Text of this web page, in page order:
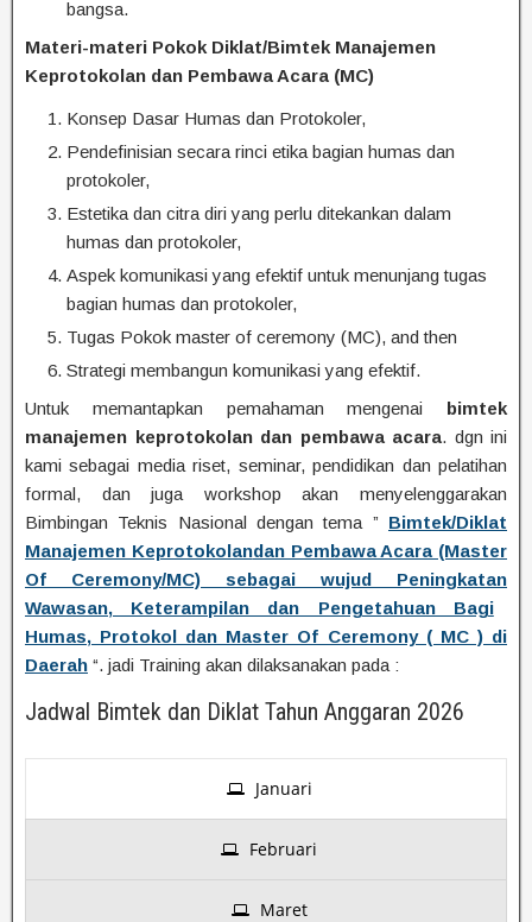
bangsa.
Materi-materi Pokok Diklat/Bimtek Manajemen
Keprotokolan dan Pembawa Acara (MC)
Konsep Dasar Humas dan Protokoler,
Pendefinisian secara rinci etika bagian humas dan
protokoler,
Estetika dan citra diri yang perlu ditekankan dalam
humas dan protokoler,
Aspek komunikasi yang efektif untuk menunjang tugas
bagian humas dan protokoler,
Tugas Pokok master of ceremony (MC), and then
Strategi membangun komunikasi yang efektif.
Untuk memantapkan pemahaman mengenai bimtek
manajemen keprotokolan dan pembawa acara. dgn ini
kami sebagai media riset, seminar, pendidikan dan pelatihan
formal, dan juga workshop akan menyelenggarakan
Bimbingan Teknis Nasional dengan tema ” Bimtek/Diklat
Manajemen Keprotokolandan Pembawa Acara (Master
Of Ceremony/MC) sebagai wujud Peningkatan
Wawasan, Keterampilan dan Pengetahuan Bagi
Humas, Protokol dan Master Of Ceremony ( MC ) di
Daerah “. jadi Training akan dilaksanakan pada :
Jadwal Bimtek dan Diklat Tahun Anggaran 2026
Januari
Februari
Maret